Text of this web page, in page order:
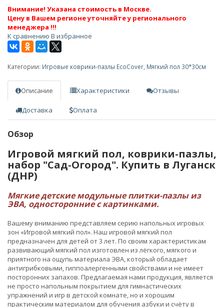
Внимание! Указана стоимость в Москве.
Цену в Вашем регионе уточняйте у регионального
менеджера !!!
К сравнению В избранное
Категории: Игровые коврики-пазлы EcoCover Мягкий пол 30*30см
Описание Характеристики Отзывы
Доставка Оплата
Обзор
Игровой мягкий пол, коврики-пазлы,
набор "Сад-Огород". Купить в Луганск
(ДНР)
Мягкие детские модульные плитки-пазлы из
ЭВА, односторонние с картинками.
Вашему вниманию представляем серию напольных игровых
зон «Игровой мягкий пол». Наш игровой мягкий пол
предназначен для детей от 3 лет. По своим характеристикам
развивающий мягкий пол изготовлен из лёгкого, мягкого и
приятного на ощупь материала ЭВА, который обладает
антигрибковыми, гиппоалергенными свойствами и не имеет
посторонних запахов. Предлагаемая нами продукция, является
не просто напольным покрытием для гимнастических
упражнений и игр в детской комнате, но и хорошим
практическим материалом для обучения азбуки и счёту в